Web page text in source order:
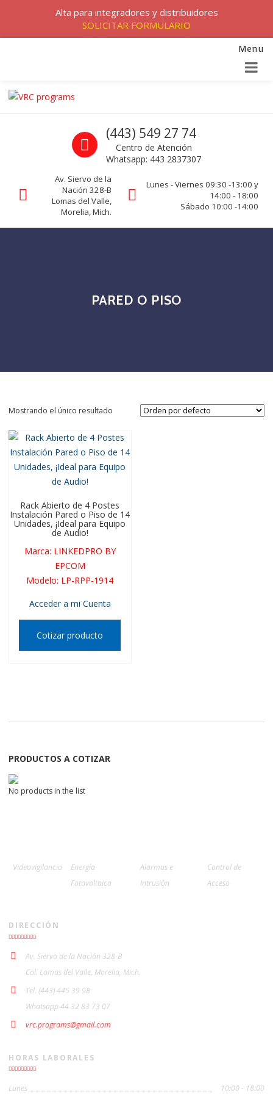
Menu
Skip to navigation
Skip to content
La seguridad de su empresa es nuestro negocio.
Call us
(443) 549 27 74
Centro de Atención
Whatsapp: 443 2837307
Av. Siervo de la
Nación 328-B
Lomas del Valle,
Morelia, Mich.
Lunes - Viernes 09:30 -13:00 y
14:00 - 18:00
Sábado 10:00 -14:00
PARED O PISO
Mostrando el único resultado
Rack Abierto de 4 Postes
Instalación Pared o Piso de 14
Unidades, ¡Ideal para Equipo
de Audio!
Marca: LINKEDPRO BY
EPCOM
Modelo: LP-RPP-1914
Acceder a mi Cuenta
Cotizar producto
PRODUCTOS A COTIZAR
No products in the list
Videovigilancia
Energía
Fotovoltaica
Alarmas e
Intrusión
Control de
Acceso
DIRECCIÓN
Av. Siervo de la Nación 328-B
Col. Lomas del Valle, Morelia, Mich.
Tel. (443) 445 39 98
Whatsapp 44 32 83 73 07
vrc.programs@gmail.com
HORAS LABORALES
Lunes 10:00 - 18:00
Alta para integradores y distribuidores
SOLICITAR FORMULARIO